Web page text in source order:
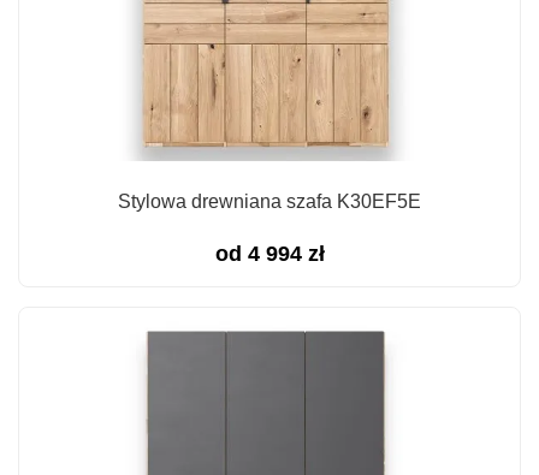
Stylowa drewniana szafa K30EF5E
od 4 994 zł